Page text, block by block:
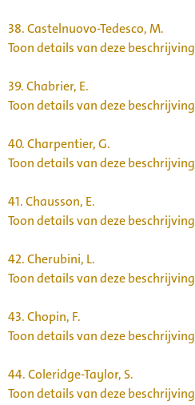
38.Castelnuovo-Tedesco, M.
Toon details van deze beschrijving
39.Chabrier, E.
Toon details van deze beschrijving
40.Charpentier, G.
Toon details van deze beschrijving
41.Chausson, E.
Toon details van deze beschrijving
42.Cherubini, L.
Toon details van deze beschrijving
43.Chopin, F.
Toon details van deze beschrijving
44.Coleridge-Taylor, S.
Toon details van deze beschrijving